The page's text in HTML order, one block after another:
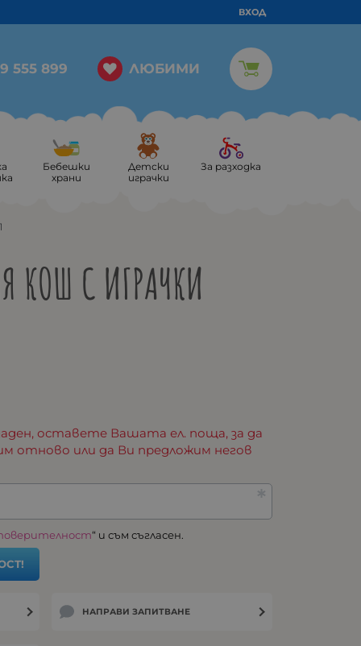
ВХОД
555 899 ЛЮБИМИ
Бебешки
храни
Детски
играчки
За разходка
КОШ С ИГРАЧКИ
оставете Вашата ел. поща, за да
отново или да Ви предложим негов
“ и съм съгласен.
НАПРАВИ ЗАПИТВАНЕ